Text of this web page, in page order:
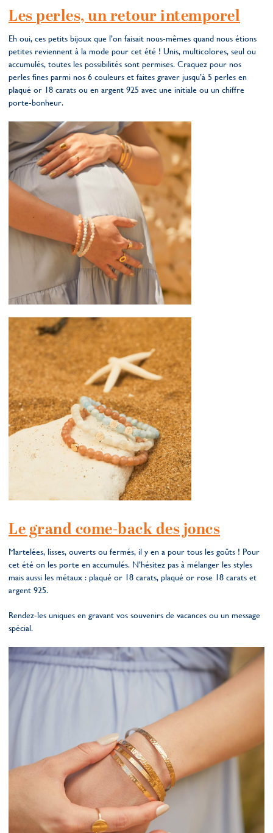
Les perles, un retour intemporel
Eh oui, ces petits bijoux que l’on faisait nous-mêmes quand nous étions
petites reviennent à la mode pour cet été ! Unis, multicolores, seul ou
accumulés, toutes les possibilités sont permises. Craquez pour nos
perles fines parmi nos 6 couleurs et faites graver jusqu’à 5 perles en
plaqué or 18 carats ou en argent 925 avec une initiale ou un chiffre
porte-bonheur.
Le grand come-back des joncs
Martelées, lisses, ouverts ou fermés, il y en a pour tous les goûts ! Pour
cet été on les porte en accumulés. N’hésitez pas à mélanger les styles
mais aussi les métaux : plaqué or 18 carats, plaqué or rose 18 carats et
argent 925.
Rendez-les uniques en gravant vos souvenirs de vacances ou un message
spécial.